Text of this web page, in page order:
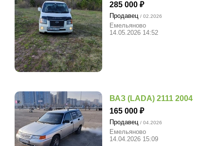
285 000
Продавец / 02.2026
Емельяново
14.05.2026 14:52
ВАЗ (LADA) 2111 2004
165 000
Продавец / 04.2026
Емельяново
14.04.2026 15:09